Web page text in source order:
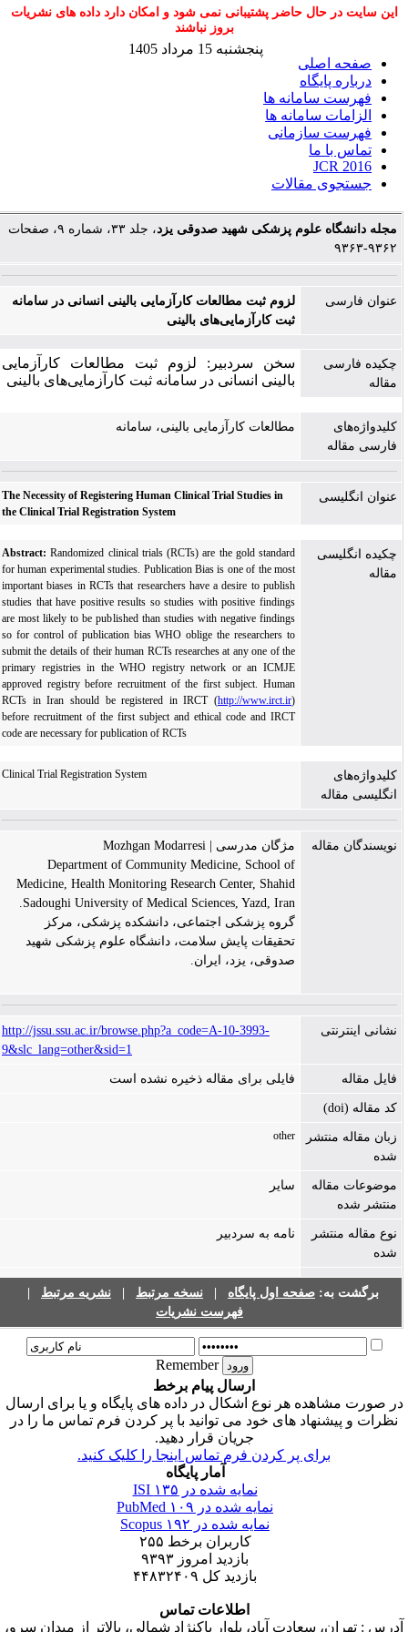
این سایت در حال حاضر پشتیبانی نمی شود و امکان دارد داده های نشریات
بروز نباشند
صفحه اصلی
درباره پایگاه
فهرست سامانه ها
الزامات سامانه ها
فهرست سازمانی
تماس با ما
JCR 2016
جستجوی مقالات
پنجشنبه 15 مرداد 1405
مجله دانشگاه علوم پزشکی شهید صدوقی یزد
، جلد ۳۳، شماره ۹، صفحات
۹۳۶۲-۹۳۶۳
عنوان فارسی
لزوم ثبت مطالعات کارآزمایی بالینی انسانی در سامانه
ثبت کارآزمایی‌های بالینی
چکیده فارسی
مقاله
سخن سردبیر: لزوم ثبت مطالعات کارآزمایی
بالینی انسانی در سامانه ثبت کارآزمایی‌های بالینی
کلیدواژه‌های
فارسی مقاله
مطالعات کارآزمایی بالینی، سامانه
عنوان انگلیسی
The Necessity of Registering Human Clinical Trial Studies in
the Clinical Trial Registration System
چکیده انگلیسی
مقاله
Abstract:Randomized clinical trials (RCTs) are the gold standard
for human experimental studies. Publication Bias is one of the most
important biases in RCTs that researchers have a desire to publish
studies that have positive results so studies with positive findings
are most likely to be published than studies with negative findings
so for control of publication bias WHO oblige the researchers to
submit the details of their human RCTs researches at any one of the
primary registries in the WHO registry network or an ICMJE
approved registry before recruitment of the first subject. Human
RCTs in Iran should be registered in IRCT (http://www.irct.ir
before recruitment of the first subject and ethical code and IRCT
code are necessary for publication of RCTs
کلیدواژه‌های
انگلیسی مقاله
Clinical Trial Registration System
نویسندگان مقاله
مژگان مدرسی | Mozhgan Modarresi
Department of Community Medicine, School of
Medicine, Health Monitoring Research Center, Shahid
Sadoughi University of Medical Sciences, Yazd, Iran.
گروه پزشکی اجتماعی، دانشکده پزشکی، مرکز
تحقیقات پایش سلامت، دانشگاه علوم پزشکی شهید
صدوقی، یزد، ایران.
نشانی اینترنتی
http://jssu.ssu.ac.ir/browse.php?a_code=A-10-3993-
9&slc_lang=other&sid=1
فایل مقاله فایلی برای مقاله ذخیره نشده است
کد مقاله (doi)
زبان مقاله منتشر
شده
other
موضوعات مقاله
منتشر شده
سایر
نوع مقاله منتشر
شده
نامه به سردبیر
برگشت به:صفحه اول پایگاه| نسخه مرتبط| نشریه مرتبط|
فهرست نشریات
Remember
ارسال پیام برخط
صورت مشاهده هر نوع اشکال در داده های پایگاه و یا برای ارسال
نظرات و پیشنهاد های خود می توانید با پر کردن فرم تماس ما را در
جریان قرار دهید.
برای پر کردن فرم تماس اینجا را کلیک کنید.
آمار پایگاه
نمایه شده در ISI۱۳۵
نمایه شده در PubMed۱۰۹
نمایه شده در Scopus۱۹۲
کاربران برخط۲۵۵
بازدید امروز۹۳۹۳
بازدید کل ۴۴۸۳۲۴۰۹
اطلاعات تماس
: تهران، سعادت آباد، بلوار پاکنژاد شمالی، بالاتر از میدان سرو،